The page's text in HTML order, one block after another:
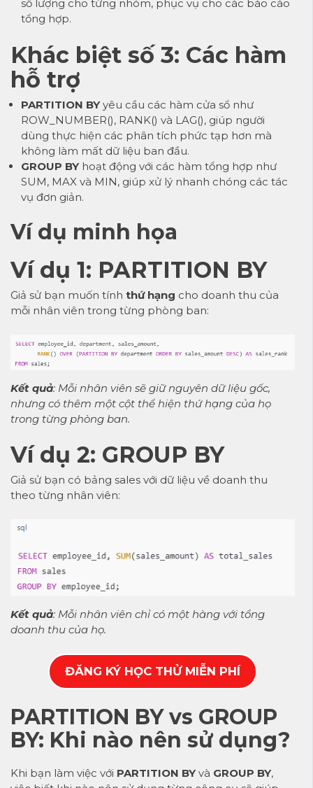
số lượng cho từng nhóm, phục vụ cho các báo cáo
tổng hợp.
Khác biệt số 3: Các hàm
hỗ trợ
PARTITION BYyêu cầu các hàm cửa sổ như
ROW_NUMBER(), RANK() và LAG(), giúp người
dùng thực hiện các phân tích phức tạp hơn mà
không làm mất dữ liệu ban đầu.
GROUP BYhoạt động với các hàm tổng hợp như
SUM, MAX và MIN, giúp xử lý nhanh chóng các tác
vụ đơn giản.
Ví dụ minh họa
Ví dụ 1: PARTITION BY
Giả sử bạn muốn tính thứ hạng cho doanh thu của
mỗi nhân viên trong từng phòng ban:
Kết quả: Mỗi nhân viên sẽ giữ nguyên dữ liệu gốc,
nhưng có thêm một cột thể hiện thứ hạng của họ
trong từng phòng ban.
Ví dụ 2: GROUP BY
Giả sử bạn có bảng sales với dữ liệu về doanh thu
theo từng nhân viên:
Kết quả: Mỗi nhân viên chỉ có một hàng với tổng
doanh thu của họ.
ĐĂNG KÝ HỌC THỬ MIỄN PHÍ
PARTITION BY vs GROUP
BY: Khi nào nên sử dụng?
Khi bạn làm việc với PARTITION BYvà GROUP BY,